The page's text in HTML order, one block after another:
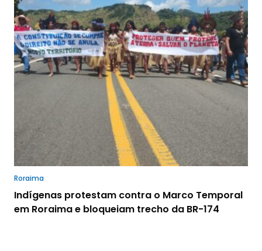
Roraima
Indígenas protestam contra o Marco Temporal
em Roraima e bloqueiam trecho da BR-174